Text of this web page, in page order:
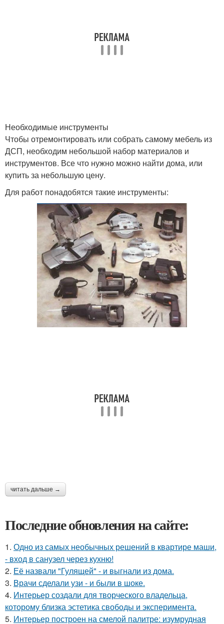
Необходимые инструменты
Чтобы отремонтировать или собрать самому мебель из
ДСП, необходим небольшой набор материалов и
инструментов. Все что нужно можно найти дома, или
купить за небольшую цену.
Для работ понадобятся такие инструменты:
читать дальше →
Последние обновления на сайте:
1. Одно из самых необычных решений в квартире маши,
- вход в санузел через кухню!
2. Её назвали "Гулящей" - и выгнали из дома.
3. Врачи сделали узи - и были в шоке.
4. Интерьер создали для творческого владельца,
которому близка эстетика свободы и эксперимента.
5. Интерьер построен на смелой палитре: изумрудная